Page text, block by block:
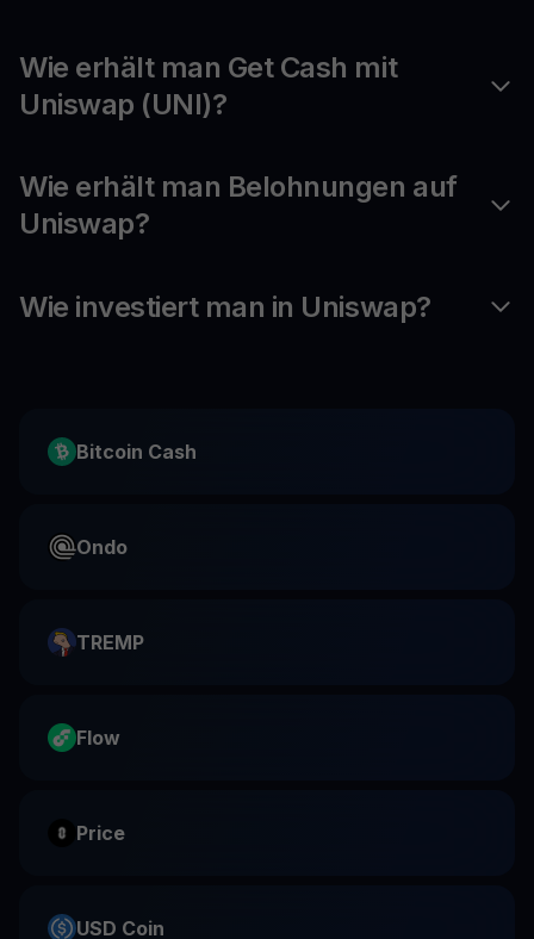
Wie erhält man Get Cash mit
Uniswap (UNI)?
Wie erhält man Belohnungen auf
Uniswap?
Wie investiert man in Uniswap?
Bitcoin Cash
Ondo
TREMP
Flow
Price
USD Coin